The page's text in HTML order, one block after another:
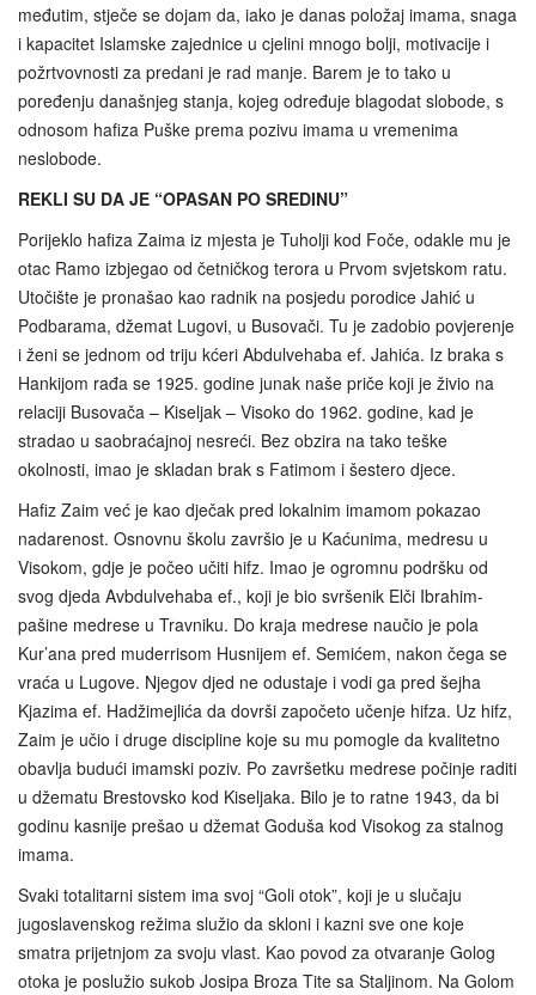
međutim, stječe se dojam da, iako je danas položaj imama, snaga
i kapacitet Islamske zajednice u cjelini mnogo bolji, motivacije i
požrtvovnosti za predani je rad manje. Barem je to tako u
poređenju današnjeg stanja, kojeg određuje blagodat slobode, s
odnosom hafiza Puške prema pozivu imama u vremenima
neslobode.
REKLI SU DA JE “OPASAN PO SREDINU”
Porijeklo hafiza Zaima iz mjesta je Tuholji kod Foče, odakle mu je
otac Ramo izbjegao od četničkog terora u Prvom svjetskom ratu.
Utočište je pronašao kao radnik na posjedu porodice Jahić u
Podbarama, džemat Lugovi, u Busovači. Tu je zadobio povjerenje
i ženi se jednom od triju kćeri Abdulvehaba ef. Jahića. Iz braka s
Hankijom rađa se 1925. godine junak naše priče koji je živio na
relaciji Busovača – Kiseljak – Visoko do 1962. godine, kad je
stradao u saobraćajnoj nesreći. Bez obzira na tako teške
okolnosti, imao je skladan brak s Fatimom i šestero djece.
Hafiz Zaim već je kao dječak pred lokalnim imamom pokazao
nadarenost. Osnovnu školu završio je u Kaćunima, medresu u
Visokom, gdje je počeo učiti hifz. Imao je ogromnu podršku od
svog djeda Avbdulvehaba ef., koji je bio svršenik Elči Ibrahim-
pašine medrese u Travniku. Do kraja medrese naučio je pola
Kur’ana pred muderrisom Husnijem ef. Semićem, nakon čega se
vraća u Lugove. Njegov djed ne odustaje i vodi ga pred šejha
Kjazima ef. Hadžimejlića da dovrši započeto učenje hifza. Uz hifz,
Zaim je učio i druge discipline koje su mu pomogle da kvalitetno
obavlja budući imamski poziv. Po završetku medrese počinje raditi
u džematu Brestovsko kod Kiseljaka. Bilo je to ratne 1943, da bi
godinu kasnije prešao u džemat Goduša kod Visokog za stalnog
imama.
Svaki totalitarni sistem ima svoj “Goli otok”, koji je u slučaju
jugoslavenskog režima služio da skloni i kazni sve one koje
smatra prijetnjom za svoju vlast. Kao povod za otvaranje Golog
otoka je poslužio sukob Josipa Broza Tite sa Staljinom. Na Golom